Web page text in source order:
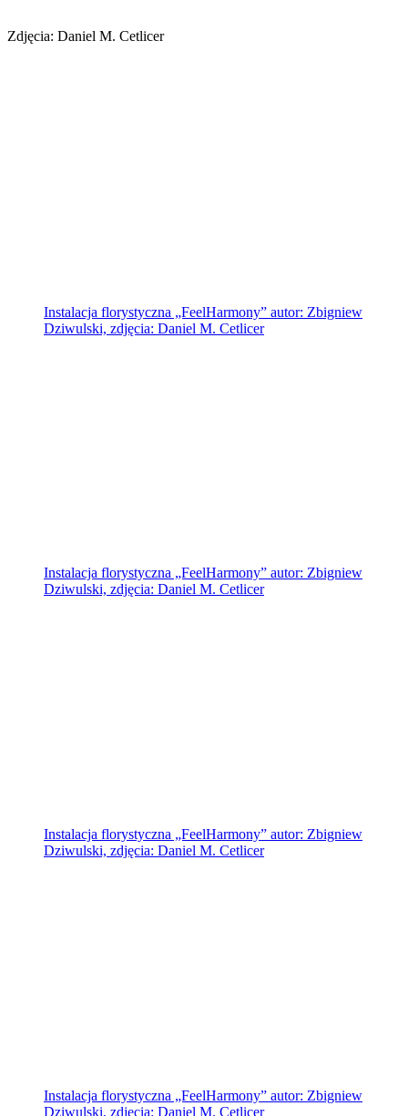
Zdjęcia: Daniel M. Cetlicer
Instalacja florystyczna „FeelHarmony” autor: Zbigniew
Dziwulski, zdjęcia: Daniel M. Cetlicer
Instalacja florystyczna „FeelHarmony” autor: Zbigniew
Dziwulski, zdjęcia: Daniel M. Cetlicer
Instalacja florystyczna „FeelHarmony” autor: Zbigniew
Dziwulski, zdjęcia: Daniel M. Cetlicer
Instalacja florystyczna „FeelHarmony” autor: Zbigniew
Dziwulski, zdjęcia: Daniel M. Cetlicer